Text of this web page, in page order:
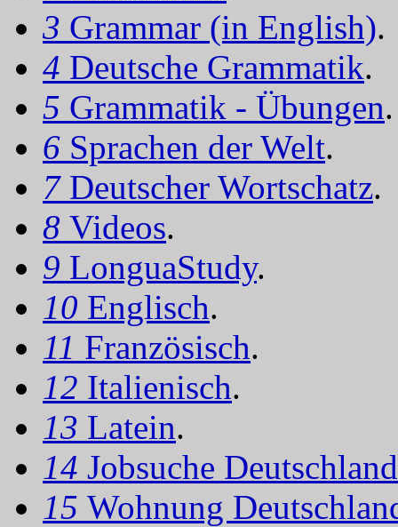
3 Grammar (in English).
4 Deutsche Grammatik.
5 Grammatik - Übungen.
6 Sprachen der Welt.
7 Deutscher Wortschatz.
8 Videos.
9 LonguaStudy.
10 Englisch.
11 Französisch.
12 Italienisch.
13 Latein.
14 Jobsuche Deutschland
15 Wohnung